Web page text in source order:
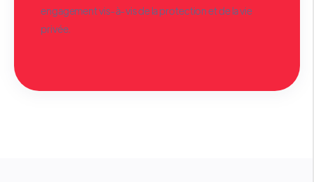
engagement vis-à-vis de la protection et de la vie
privée.